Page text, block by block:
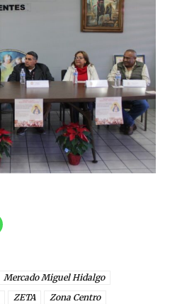
Mercado Miguel Hidalgo
ZETA Zona Centro